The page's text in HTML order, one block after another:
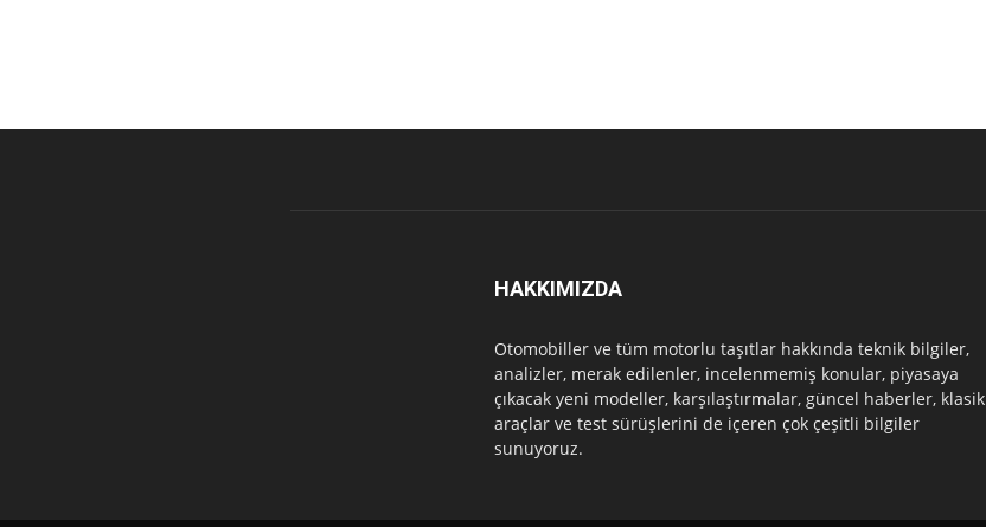
HAKKIMIZDA
Otomobiller ve tüm motorlu taşıtlar hakkında teknik bilgiler,
analizler, merak edilenler, incelenmemiş konular, piyasaya
çıkacak yeni modeller, karşılaştırmalar, güncel haberler, klasik
araçlar ve test sürüşlerini de içeren çok çeşitli bilgiler
sunuyoruz.